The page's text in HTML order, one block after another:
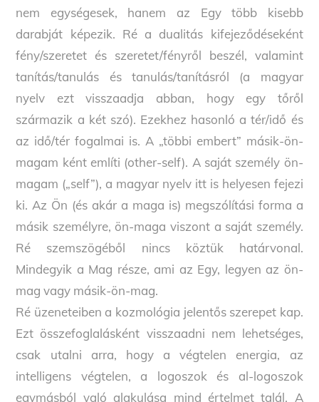
nem egységesek, hanem az Egy több kisebb
darabját képezik. Ré a dualitás kifejeződéseként
fény/szeretet és szeretet/fényről beszél, valamint
tanítás/tanulás és tanulás/tanításról (a magyar
nyelv ezt visszaadja abban, hogy egy tőről
származik a két szó). Ezekhez hasonló a tér/idő és
az idő/tér fogalmai is. A „többi embert” másik-ön-
magam ként említi (other-self). A saját személy ön-
magam („self”), a magyar nyelv itt is helyesen fejezi
ki. Az Ön (és akár a maga is) megszólítási forma a
másik személyre, ön-maga viszont a saját személy.
Ré szemszögéből nincs köztük határvonal.
Mindegyik a Mag része, ami az Egy, legyen az ön-
mag vagy másik-ön-mag.
Ré üzeneteiben a kozmológia jelentős szerepet kap.
Ezt összefoglalásként visszaadni nem lehetséges,
csak utalni arra, hogy a végtelen energia, az
intelligens végtelen, a logoszok és al-logoszok
egymásból való alakulása mind értelmet talál. A